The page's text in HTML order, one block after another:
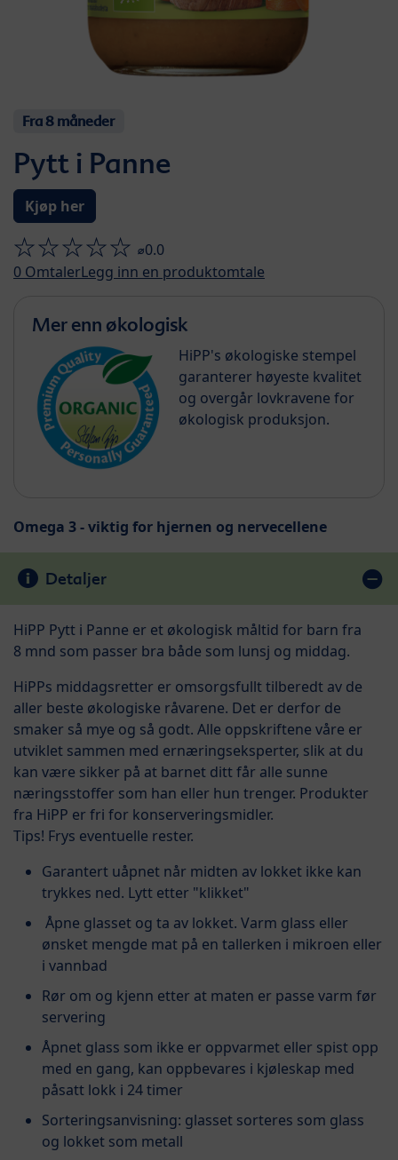
Fra 8 måneder
Pytt i Panne
Kjøp her
⌀0.0
0 OmtalerLegg inn en produktomtale
Mer enn økologisk
HiPP's økologiske stempel
garanterer høyeste kvalitet
og overgår lovkravene for
økologisk produksjon.
Omega 3 - viktig for hjernen og nervecellene
Detaljer
HiPP Pytt i Panne er et økologisk måltid for barn fra
8 mnd som passer bra både som lunsj og middag.
HiPPs middagsretter er omsorgsfullt tilberedt av de
aller beste økologiske råvarene. Det er derfor de
smaker så mye og så godt. Alle oppskriftene våre er
utviklet sammen med ernæringseksperter, slik at du
kan være sikker på at barnet ditt får alle sunne
næringsstoffer som han eller hun trenger. Produkter
fra HiPP er fri for konserveringsmidler.
Tips! Frys eventuelle rester.
Garantert uåpnet når midten av lokket ikke kan
trykkes ned. Lytt etter "klikket"
Åpne glasset og ta av lokket. Varm glass eller
ønsket mengde mat på en tallerken i mikroen eller
i vannbad
Rør om og kjenn etter at maten er passe varm før
servering
Åpnet glass som ikke er oppvarmet eller spist opp
med en gang, kan oppbevares i kjøleskap med
påsatt lokk i 24 timer
Sorteringsanvisning: glasset sorteres som glass
og lokket som metall